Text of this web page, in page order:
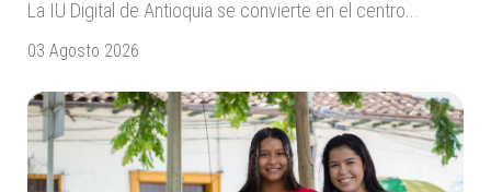
La IU Digital de Antioquia se convierte en el centro...
03 Agosto 2026